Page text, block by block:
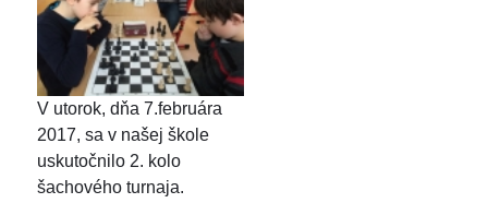
V utorok, dňa 7.februára
2017, sa v našej škole
uskutočnilo 2. kolo
šachového turnaja.